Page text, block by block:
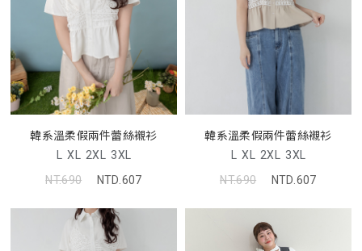
韓系溫柔假兩件蕾絲襯衫
L XL 2XL 3XL
NT.690
NTD.607
韓系溫柔假兩件蕾絲襯衫
L XL 2XL 3XL
NT.690
NTD.607